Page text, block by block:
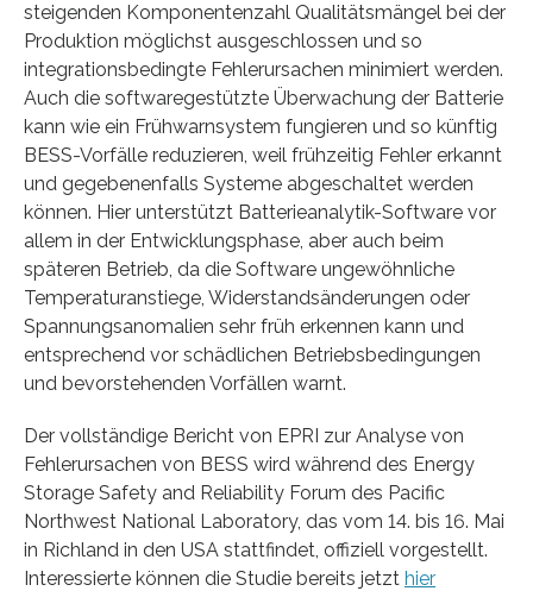
steigenden Komponentenzahl Qualitätsmängel bei der
Produktion möglichst ausgeschlossen und so
integrationsbedingte Fehlerursachen minimiert werden.
Auch die softwaregestützte Überwachung der Batterie
kann wie ein Frühwarnsystem fungieren und so künftig
BESS-Vorfälle reduzieren, weil frühzeitig Fehler erkannt
und gegebenenfalls Systeme abgeschaltet werden
können. Hier unterstützt Batterieanalytik-Software vor
allem in der Entwicklungsphase, aber auch beim
späteren Betrieb, da die Software ungewöhnliche
Temperaturanstiege, Widerstandsänderungen oder
Spannungsanomalien sehr früh erkennen kann und
entsprechend vor schädlichen Betriebsbedingungen
und bevorstehenden Vorfällen warnt.
Der vollständige Bericht von EPRI zur Analyse von
Fehlerursachen von BESS wird während des Energy
Storage Safety and Reliability Forum des Pacific
Northwest National Laboratory, das vom 14. bis 16. Mai
in Richland in den USA stattfindet, offiziell vorgestellt.
Interessierte können die Studie bereits jetzt hier